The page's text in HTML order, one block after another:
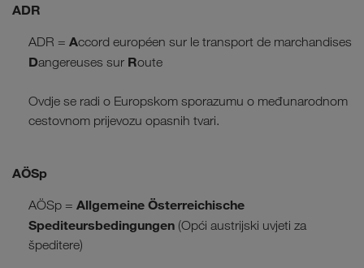
ADR
ADR = Accord européen sur le transport de marchandises
Dangereuses sur Route
Ovdje se radi o Europskom sporazumu o međunarodnom
cestovnom prijevozu opasnih tvari.
AÖSp
AÖSp = Allgemeine Österreichische
Spediteursbedingungen (Opći austrijski uvjeti za
špeditere)